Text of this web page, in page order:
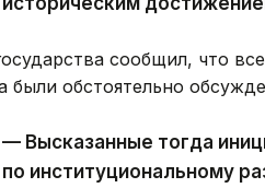
сообщил, что
были обстоятельно
— Высказанные тогда
по институциональному